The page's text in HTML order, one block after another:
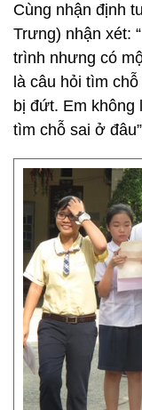
Cùng nhận định
Trưng) nhận xét:
trình nhưng có
là câu hỏi tìm
bị đứt. Em
tìm chỗ sai ở